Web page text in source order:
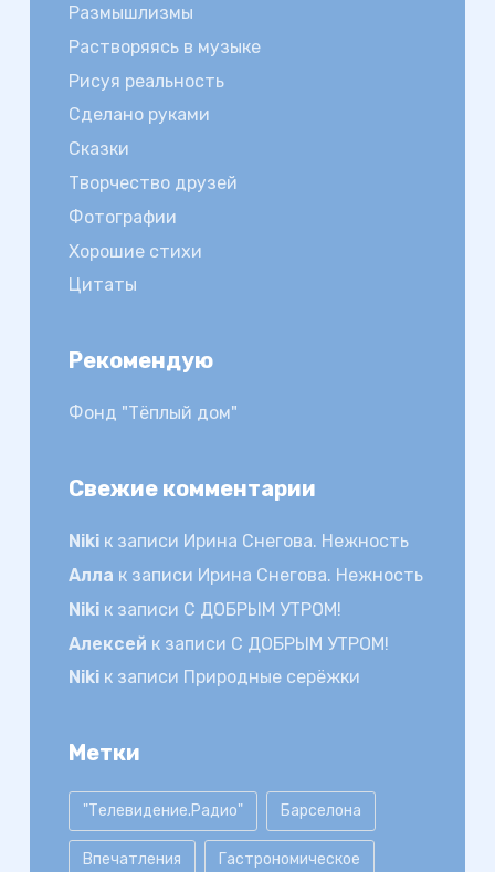
Размышлизмы
Растворяясь в музыке
Рисуя реальность
Сделано руками
Сказки
Творчество друзей
Фотографии
Хорошие стихи
Цитаты
Рекомендую
Фонд "Тёплый дом"
Свежие комментарии
Nikiк записи Ирина Снегова. Нежность
Алла к записи Ирина Снегова. Нежность
Nikiк записи С ДОБРЫМ УТРОМ!
Алексей к записи С ДОБРЫМ УТРОМ!
Nikiк записи Природные серёжки
Метки
"Телевидение.Радио" Барселона
Впечатления Гастрономическое